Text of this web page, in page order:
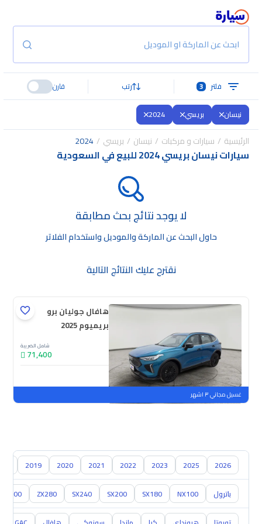
ابحث عن الماركة او الموديل
فلتر 3 رتب قارن
نيسان بريسي 2024
الرئيسية سيارات و مركبات نيسان بريسي 2024
سيارات نيسان بريسي 2024 للبيع في السعودية
لا يوجد نتائج بحث مطابقة
حاول البحث عن الماركة والموديل واستخدام الفلاتر
نقترح عليك النتائج التالية
هافال جوليان برو
بريميوم 2025
شامل الضريبة
71,400
جديدة
ملوحة
غسيل مجاني ٣ اشهر
2026
2025
2023
2022
2021
2020
2019
باترول NX100
SX180
SX200
SX240
ZX280
ZX300